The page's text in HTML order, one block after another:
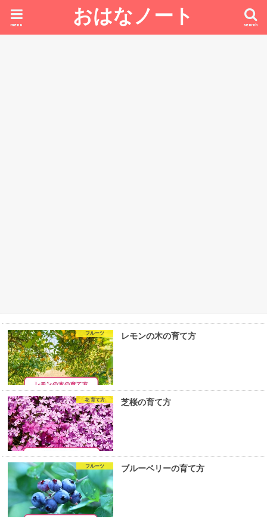
おはなノート search
menu
フルーツ レモンの木の育て方
花 育て方 芝桜の育て方
フルーツ ブルーベリーの育て方